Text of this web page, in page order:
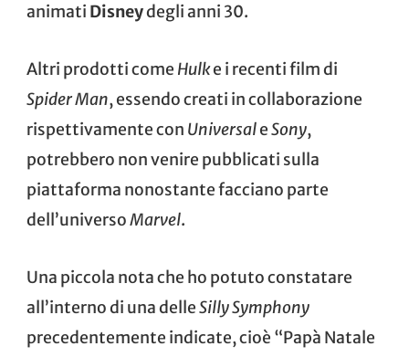
animati Disneydegli anni 30.
Altri prodotti come Hulke i recenti film di
Spider Man, essendo creati in collaborazione
rispettivamente con UniversaleSony,
potrebbero non venire pubblicati sulla
piattaforma nonostante facciano parte
dell’universoMarvel.
Una piccola nota che ho potuto constatare
all’interno di una delleSilly Symphony
precedentemente indicate, cioè “Papà Natale